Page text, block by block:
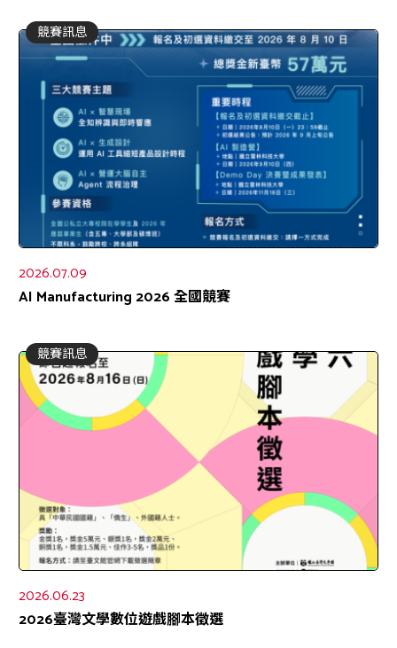
競賽訊息
2026.07.09
AI Manufacturing 2026 全國競賽
競賽訊息
2026.06.23
2026臺灣文學數位遊戲腳本徵選